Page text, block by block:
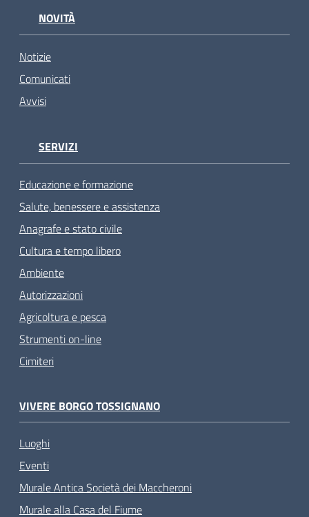
NOVITÀ
Notizie
Comunicati
Avvisi
SERVIZI
Educazione e formazione
Salute, benessere e assistenza
Anagrafe e stato civile
Cultura e tempo libero
Ambiente
Autorizzazioni
Agricoltura e pesca
Strumenti on-line
Cimiteri
VIVERE BORGO TOSSIGNANO
Luoghi
Eventi
Murale Antica Società dei Maccheroni
Murale alla Casa del Fiume